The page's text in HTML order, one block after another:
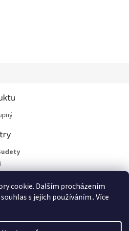
cookie. Dalším procházením
s jejich používáním.. Více